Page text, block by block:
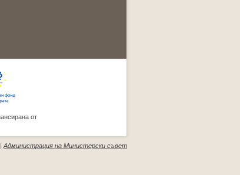
от
Администрация на Министерски съвет